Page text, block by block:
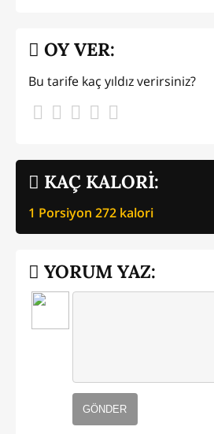
KAÇ KALORİ:
1 Porsiyon 272 kalori
OY VER:
Bu tarife kaç yıldız verirsiniz?
YORUM YAZ:
GÖNDER